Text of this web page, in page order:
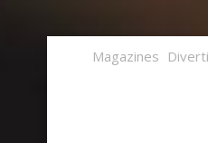
Magazines